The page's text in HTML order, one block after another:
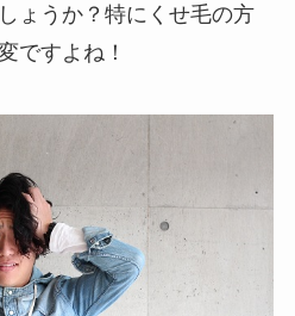
ょうか？特にくせ毛の方
ですよね！